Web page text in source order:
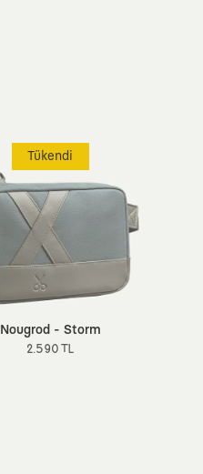
Tükendi
Nougrod - Storm
2.590 TL